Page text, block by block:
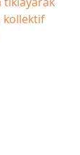
kollektif